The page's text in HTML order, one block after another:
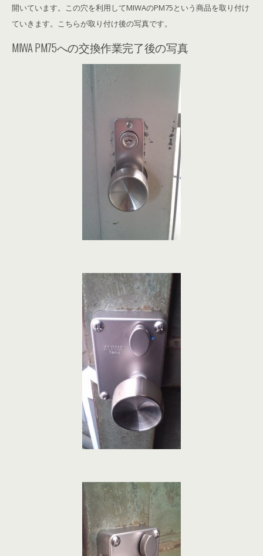
開いています。この穴を利用してMIWAのPM75という商品を取り付け
ていきます。こちらが取り付け後の写真です。
MIWA PM75への交換作業完了後の写真